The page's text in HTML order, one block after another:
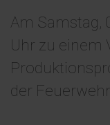
Am Samstag,
Uhr zu einem
der